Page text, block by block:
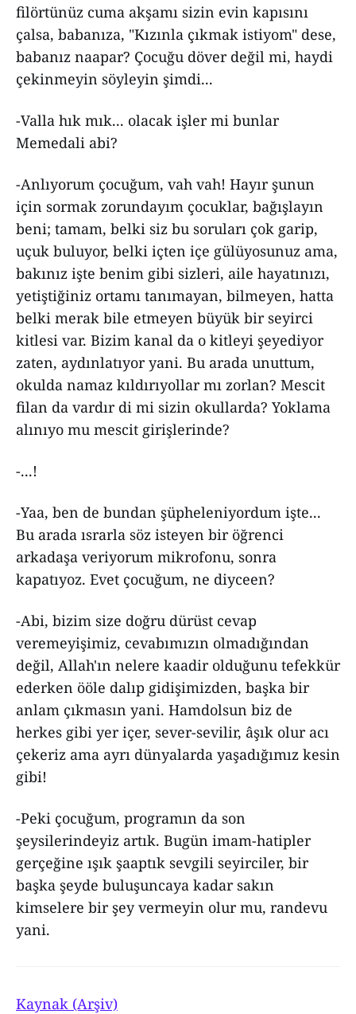
filörtünüz cuma akşamı sizin evin kapısını
çalsa, babanıza, "Kızınla çıkmak istiyom" dese,
babanız naapar? Çocuğu döver değil mi, haydi
çekinmeyin söyleyin şimdi...
-Valla hık mık... olacak işler mi bunlar
Memedali abi?
-Anlıyorum çocuğum, vah vah! Hayır şunun
için sormak zorundayım çocuklar, bağışlayın
beni; tamam, belki siz bu soruları çok garip,
uçuk buluyor, belki içten içe gülüyosunuz ama,
bakınız işte benim gibi sizleri, aile hayatınızı,
yetiştiğiniz ortamı tanımayan, bilmeyen, hatta
belki merak bile etmeyen büyük bir seyirci
kitlesi var. Bizim kanal da o kitleyi şeyediyor
zaten, aydınlatıyor yani. Bu arada unuttum,
okulda namaz kıldırıyollar mı zorlan? Mescit
filan da vardır di mi sizin okullarda? Yoklama
alınıyo mu mescit girişlerinde?
-...!
-Yaa, ben de bundan şüpheleniyordum işte...
Bu arada ısrarla söz isteyen bir öğrenci
arkadaşa veriyorum mikrofonu, sonra
kapatıyoz. Evet çocuğum, ne diyceen?
-Abi, bizim size doğru dürüst cevap
veremeyişimiz, cevabımızın olmadığından
değil, Allah'ın nelere kaadir olduğunu tefekkür
ederken ööle dalıp gidişimizden, başka bir
anlam çıkmasın yani. Hamdolsun biz de
herkes gibi yer içer, sever-sevilir, âşık olur acı
çekeriz ama ayrı dünyalarda yaşadığımız kesin
gibi!
-Peki çocuğum, programın da son
şeysilerindeyiz artık. Bugün imam-hatipler
gerçeğine ışık şaaptık sevgili seyirciler, bir
başka şeyde buluşuncaya kadar sakın
kimselere bir şey vermeyin olur mu, randevu
yani.
Kaynak (Arşiv)